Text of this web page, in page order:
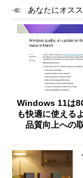
あなたにオス
Windows 11は
も快適に使える
品質向上への